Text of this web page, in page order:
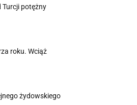
Turcji potężny
roku. Wciąż
żydowskiego